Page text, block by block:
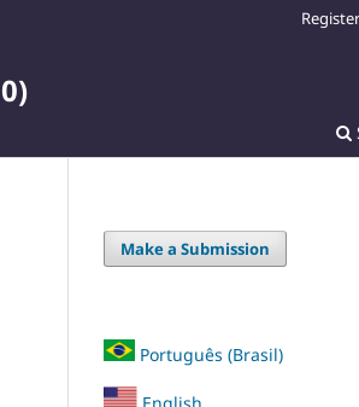
Register
Make a Submission
Português (Brasil)